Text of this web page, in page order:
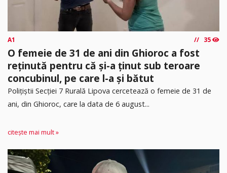
A1 35
O femeie de 31 de ani din Ghioroc a fost
reținută pentru că și-a ținut sub teroare
concubinul, pe care l-a și bătut
​Polițiștii Secției 7 Rurală Lipova cercetează o femeie de 31 de
ani, din Ghioroc, care la data de 6 august...
citește mai mult »